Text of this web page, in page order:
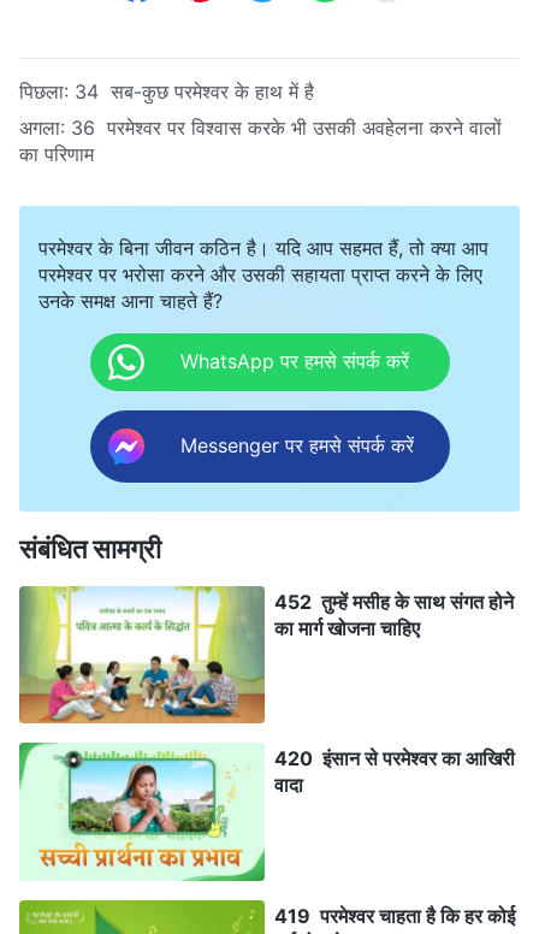
पिछला: 34 सब-कुछ परमेश्वर के हाथ में है
अगला: 36 परमेश्वर पर विश्वास करके भी उसकी अवहेलना करने वालों
का परिणाम
परमेश्वर के बिना जीवन कठिन है। यदि आप सहमत हैं, तो क्या आप
परमेश्वर पर भरोसा करने और उसकी सहायता प्राप्त करने के लिए
उनके समक्ष आना चाहते हैं?
WhatsApp पर हमसे संपर्क करें
Messenger पर हमसे संपर्क करें
संबंधित सामग्री
452 तुम्हें मसीह के साथ संगत होने
का मार्ग खोजना चाहिए
420 इंसान से परमेश्वर का आखिरी
वादा
419 परमेश्वर चाहता है कि हर कोई